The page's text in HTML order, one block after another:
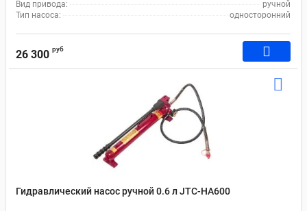
Вид привода:
ручной
Тип насоса:
односторонний
26 300 руб
Гидравлический насос ручной 0.6 л JTC-HA600